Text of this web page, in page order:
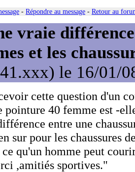
- Répondre au message - Retour au
vraie
et les
le 16/01/
cette question d'un
pointure 40 femme est -
entre une
sur pour les chaussures
qu'un homme peut
,amitiés sportives."